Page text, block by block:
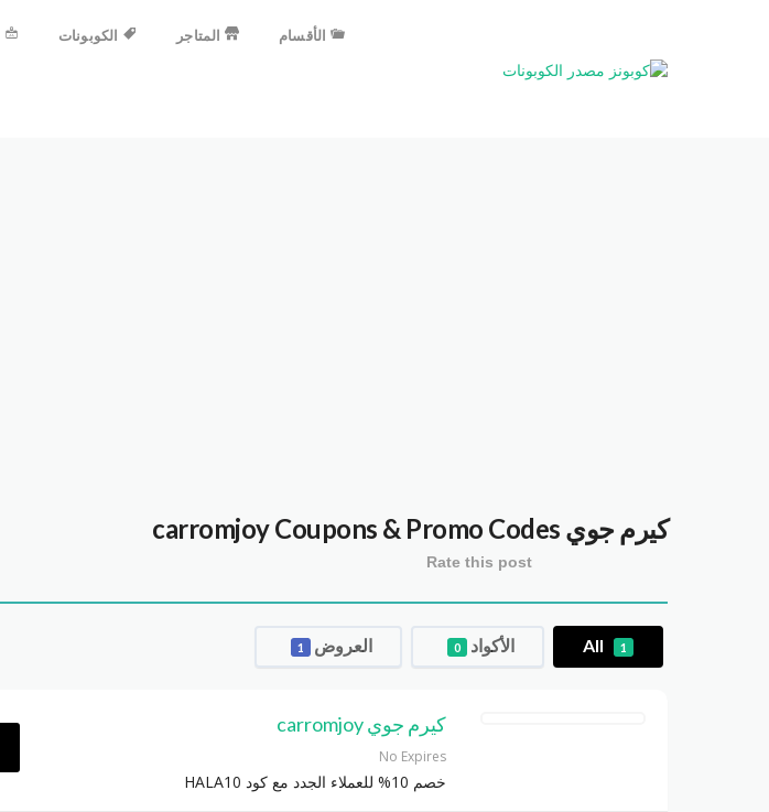
الكوبونات المتاجر الأقسام
كيرم جوي carromjoy Coupons & Promo Codes
Rate this post
All 1 الأكواد 0 العروض 1
كيرم جوي carromjoy
No Expires
خصم 10% للعملاء الجدد مع كود HALA10